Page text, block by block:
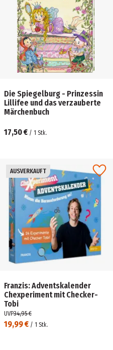
Die Spiegelburg - Prinzessin
Lillifee und das verzauberte
Märchenbuch
17,50 € / 1 Stk.
AUSVERKAUFT
Franzis: Adventskalender
Chexperiment mit Checker-
Tobi
19,99 € / 1 Stk.
UVP34,95 €